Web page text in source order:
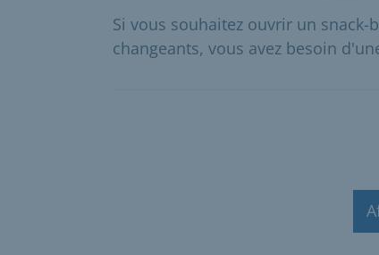
Si vous souhaitez ouvrir un
changeants, vous avez besoin